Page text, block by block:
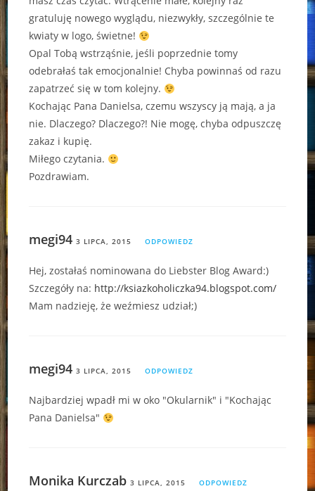
gratuluję nowego wyglądu, niezwykły, szczególnie te
kwiaty w logo, świetne!
Opal Tobą wstrząśnie, jeśli poprzednie tomy
odebrałaś tak emocjonalnie! Chyba powinnaś od razu
zapatrzeć się w tom kolejny.
Kochając Pana Danielsa, czemu wszyscy ją mają, a ja
nie. Dlaczego? Dlaczego?! Nie mogę, chyba odpuszczę
zakaz i kupię.
Miłego czytania.
Pozdrawiam.
megi94 3 LIPCA, 2015 ODPOWIEDZ
Hej, zostałaś nominowana do Liebster Blog Award:)
Szczegóły na: http://ksiazkoholiczka94.blogspot.com/
Mam nadzieję, że weźmiesz udział;)
megi94 3 LIPCA, 2015 ODPOWIEDZ
Najbardziej wpadł mi w oko "Okularnik" i "Kochając
Pana Danielsa"
Monika Kurczab 3 LIPCA, 2015 ODPOWIEDZ